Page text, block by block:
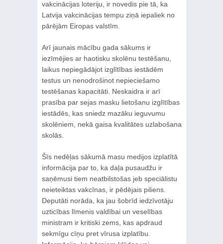
vakcinācijas loteriju, ir novedis pie tā, ka
Latvija vakcinācijas tempu ziņā iepaliek no
pārējām Eiropas valstīm.
Arī jaunais mācību gada sākums ir
iezīmējies ar haotisku skolēnu testēšanu,
laikus nepiegādājot izglītības iestādēm
testus un nenodrošinot nepieciešamo
testēšanas kapacitāti. Neskaidra ir arī
prasība par sejas masku lietošanu izglītības
iestādēs, kas sniedz mazāku ieguvumu
skolēniem, nekā gaisa kvalitātes uzlabošana
skolās.
Šīs nedēļas sākumā masu medijos izplatītā
informācija par to, ka daļa pusaudžu ir
saņēmusi tiem neatbilstošas jeb speciālistu
neieteiktas vakcīnas, ir pēdējais piliens.
Deputāti norāda, ka jau šobrīd iedzīvotāju
uzticības līmenis valdībai un veselības
ministram ir kritiski zems, kas apdraud
sekmīgu cīņu pret vīrusa izplatību.